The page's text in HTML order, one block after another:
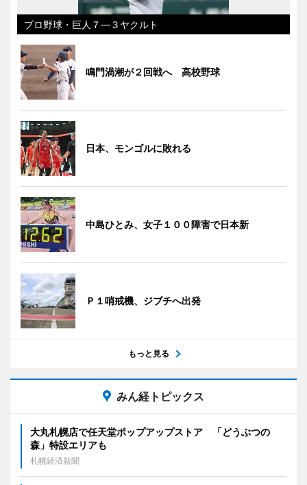
プロ野球・巨人７―３ヤクルト
鳴門渦潮が２回戦へ 高校野球
日本、モンゴルに敗れる
中島ひとみ、女子１００障害で日本新
Ｐ１哨戒機、ジブチへ出発
もっと見る
みん経トピックス
大丸札幌店で任天堂ポップアップストア 「どうぶつの
森」特設エリアも
札幌経済新聞